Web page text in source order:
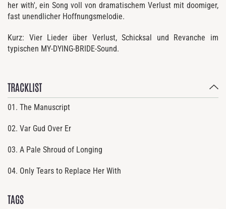
her with', ein Song voll von dramatischem Verlust mit doomiger,
fast unendlicher Hoffnungsmelodie.
Kurz: Vier Lieder über Verlust, Schicksal und Revanche im
typischen MY-DYING-BRIDE-Sound.
TRACKLIST
01. The Manuscript
02. Var Gud Over Er
03. A Pale Shroud of Longing
04. Only Tears to Replace Her With
TAGS